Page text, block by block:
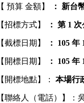
【 預算 金額】 ： 新台
【招標方式】 ： 第 1 次
【截標日期】 ： 105 年
【開標日期】 ： 105 年
【開標地點】： 本場行
【聯絡人（電話）】：